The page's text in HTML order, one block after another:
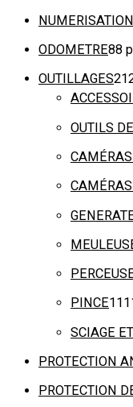
ODOMETRE88
OUTILLAGES
OUTILS
PINCE11
SCIAGE
PROTECTION
PROTECTION